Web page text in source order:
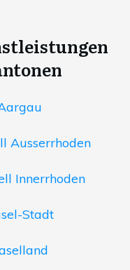
Ausserrhoden
Innerrhoden
Stadt